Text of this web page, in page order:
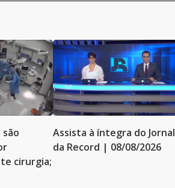
são
cirurgia;
Assista à íntegra do Jornal
da Record | 08/08/2026